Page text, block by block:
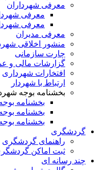
معرفی شهرداران
معرفی
معرفی
معرفی مدیران
منشور اخلاقی
چارت سازمانی
گزارشات مالی و
افتخارات شهرداری
ارتباط با شهردار
بخشنامه بوجه
بخشنامه بوجه 1401 شهرداری ها
بخشنامه بوجه 1402 شهرداری ها
بخشنامه بوجه 1403 شهرداری ها
گردشگری
راهنمای گردشگری
ثبت اماکن گردشگری
چند رسانه ای